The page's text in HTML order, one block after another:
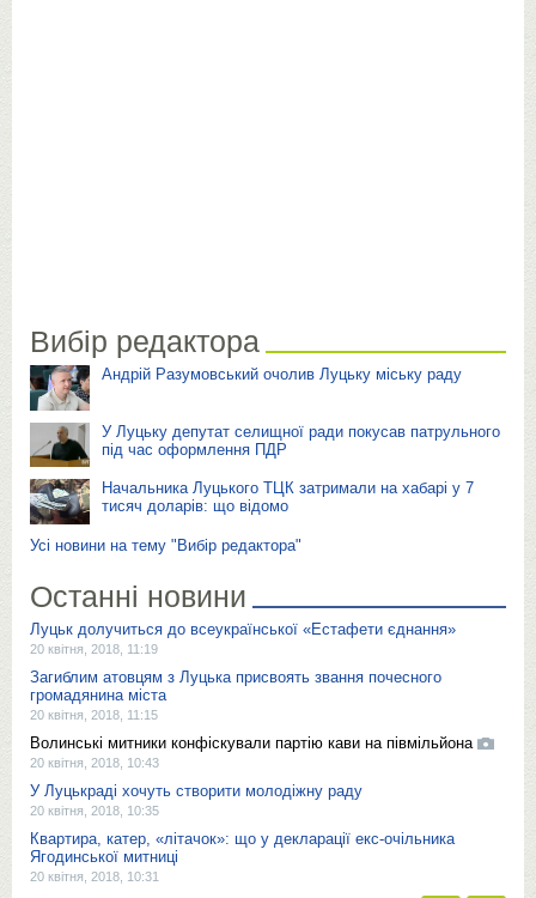
Вибір редактора
Андрій Разумовський очолив Луцьку міську раду
У Луцьку депутат селищної ради покусав патрульного
під час оформлення ПДР
Начальника Луцького ТЦК затримали на хабарі у 7
тисяч доларів: що відомо
Усі новини на тему "Вибір редактора"
Останні новини
Луцьк долучиться до всеукраїнської «Естафети єднання»
20 квітня, 2018, 11:19
Загиблим атовцям з Луцька присвоять звання почесного
громадянина міста
20 квітня, 2018, 11:15
Волинські митники конфіскували партію кави на півмільйона
20 квітня, 2018, 10:43
У Луцькраді хочуть створити молодіжну раду
20 квітня, 2018, 10:35
Квартира, катер, «літачок»: що у декларації екс-очільника
Ягодинської митниці
20 квітня, 2018, 10:31